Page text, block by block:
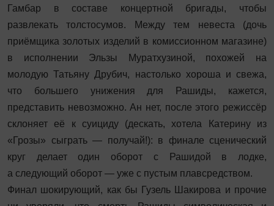
Гамбар в составе концертной бригады, чтобы
развлекать толстосумов. Между тем невеста (дочь
приёмщика золотых изделий в комиссионном магазине)
в исполнении Эльзы Муратхузиной, похожей на
молодую Татьяну Друбич, настолько хороша и свежа,
что большего унижения для Рашиды, кажется,
представить невозможно. Ан нет, после этого режиссёр
склоняет её к суициду (дескать, хотела Катерину из
«Грозы» сыграть — получай!): в финале сценический
круг делает один оборот с Рашидой в лодке,
а следующий оборот — уже с пустым плавсредством.
Финал шокирующий, как бы Гузель Шакирова и прочие